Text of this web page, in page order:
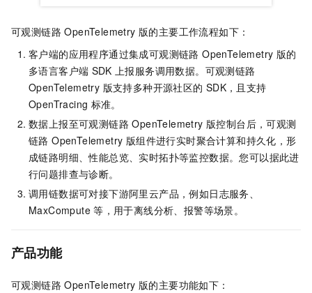
可观测链路 OpenTelemetry 版的主要工作流程如下：
客户端的应用程序通过集成可观测链路 OpenTelemetry 版的
多语言客户端 SDK 上报服务调用数据。 可观测链路
OpenTelemetry 版支持多种开源社区的 SDK，且支持
OpenTracing 标准。
数据上报至可观测链路 OpenTelemetry 版控制台后，可观测
链路 OpenTelemetry 版组件进行实时聚合计算和持久化，形
成链路明细、性能总览、实时拓扑等监控数据。您可以据此进
行问题排查与诊断。
调用链数据可对接下游阿里云产品，例如日志服务、
MaxCompute 等，用于离线分析、报警等场景。
产品功能
可观测链路 OpenTelemetry 版的主要功能如下：